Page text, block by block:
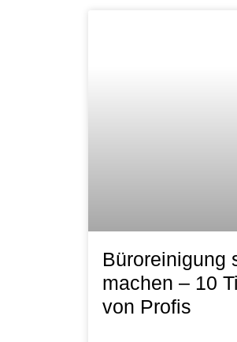
Büroreinigung
machen – 10
von Profis